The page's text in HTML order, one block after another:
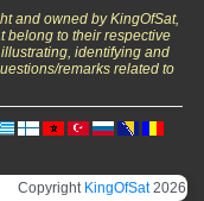
and owned by KingOfSat,
belong to their respective
identifying and
remarks related to
Copyright KingOfSat2026